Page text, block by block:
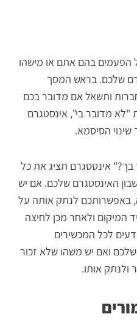
בהם אתם או מישהו
שלכם. בראש המסך
ותשאל אם מדובר בכם
"לא מדובר בי", אינסטגרם
הסיסמא.
אינטסגרם תציג את כל
האינסטגרם שלכם. אם יש
באפשרותכם לנתק אותה על
המיקום ולאחר מכן לחיצה
לכל המכשירים
ואם יש משהו שלא זכור
ולנתק אותו.